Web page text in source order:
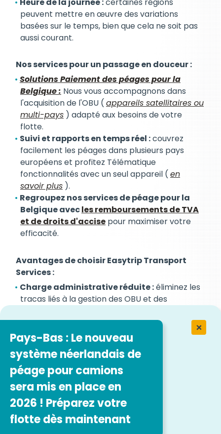
Pays-Bas : Le nouveau
système néerlandais de
péage pour camions
sera mis en place en
2026 ! Préparez votre
flotte dès maintenant
peuvent mettre en œuvre des variations
basées sur le temps, bien que cela ne soit pas
aussi courant.
Nos services pour un passage en douceur :
Solutions Paiement des péages pour la
Belgique : Nous vous accompagnons dans
l'acquisition de l'OBU ( appareils satellitaires ou
multi-pays ) adapté aux besoins de votre
flotte.
Suivi et rapports en temps réel :couvrez
facilement les péages dans plusieurs pays
européens et profitez Télématique
fonctionnalités avec un seul appareil ( en
savoir plus ).
Regroupez nos services de péage pour la
Belgique avecles remboursements de TVA
et de droits d'accise pour maximiser votre
efficacité.
Avantages de choisir Easytrip Transport
Services :
Charge administrative réduite :éliminez les
tracas liés à la gestion des OBU et des
Optimisation des coûts :nous vous aidons à
choisir l'OBU et le plan de paiement les plus
rentables pour vos itinéraires.
Efficacité améliorée :regroupez nos services
pour optimiser la gestion de votre flotte.
Tranquillité d’esprit : Notre expertise assure
la conformité et évite d’éventuelles amendes.
Concentrez-vous sur votre cœur de métier,